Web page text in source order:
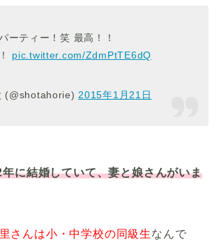
ーティー！笑 最高！！
pic.twitter.com/ZdmPtTE6dQ
(@shotahorie)2015年1月21日
に結婚していて、妻と娘さんがいま
さんは小・中学校の同級生なんで